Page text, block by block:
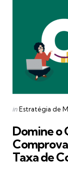
Categories
Posted
inEstratégia de
Domine o
Taxa de